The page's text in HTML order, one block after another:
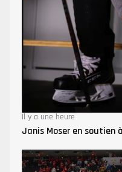
Il y a une heure
Janis Moser en soutien